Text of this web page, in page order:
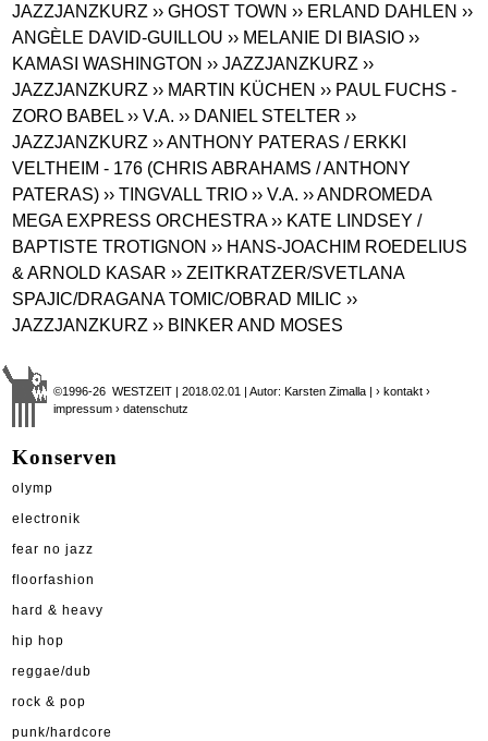
JAZZJANZKURZ ›› GHOST TOWN ›› ERLAND DAHLEN ››
ANGÈLE DAVID-GUILLOU ›› MELANIE DI BIASIO ››
KAMASI WASHINGTON ›› JAZZJANZKURZ ››
JAZZJANZKURZ ›› MARTIN KÜCHEN ›› PAUL FUCHS -
ZORO BABEL ›› V.A. ›› DANIEL STELTER ››
JAZZJANZKURZ ›› ANTHONY PATERAS / ERKKI
VELTHEIM - 176 (CHRIS ABRAHAMS / ANTHONY
PATERAS) ›› TINGVALL TRIO ›› V.A. ›› ANDROMEDA
MEGA EXPRESS ORCHESTRA ›› KATE LINDSEY /
BAPTISTE TROTIGNON ›› HANS-JOACHIM ROEDELIUS
& ARNOLD KASAR ›› ZEITKRATZER/SVETLANA
SPAJIC/DRAGANA TOMIC/OBRAD MILIC ››
JAZZJANZKURZ ›› BINKER AND MOSES
©1996-26 WESTZEIT | 2018.02.01 | Autor: Karsten Zimalla |› kontakt ›
impressum › datenschutz
Konserven
olymp
electronik
fear no jazz
floorfashion
hard & heavy
hip hop
reggae/dub
rock & pop
punk/hardcore